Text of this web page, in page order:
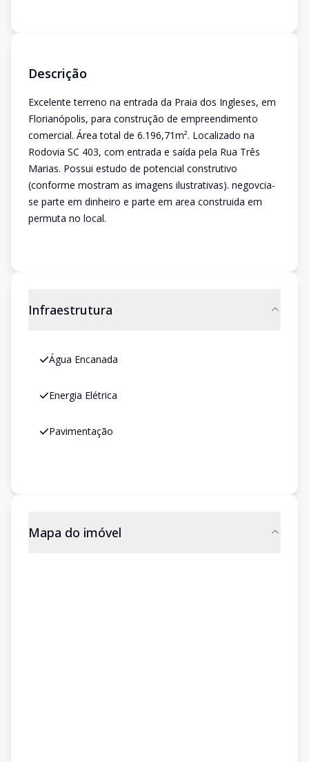
Descrição
Excelente terreno na entrada da Praia dos Ingleses, em
Florianópolis, para construção de empreendimento
comercial. Área total de 6.196,71m². Localizado na
Rodovia SC 403, com entrada e saída pela Rua Três
Marias. Possui estudo de potencial construtivo
(conforme mostram as imagens ilustrativas). negovcia-
se parte em dinheiro e parte em area construida em
permuta no local.
Infraestrutura
Água Encanada
Energia Elétrica
Pavimentação
Mapa do imóvel